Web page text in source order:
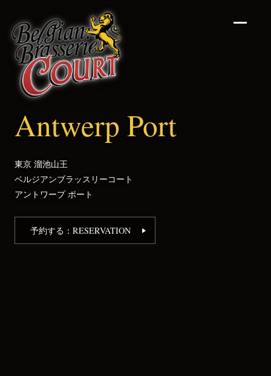
アントワープ ポート 溜池
Antwerp Port
東京 溜池山王
ベルジアンブラッスリーコート
アントワープ ポート
予約する：RESERVATION